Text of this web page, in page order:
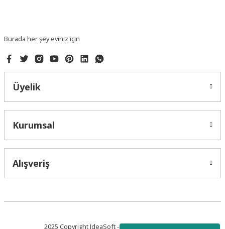
Burada her şey eviniz için
Üyelik
Kurumsal
Alışveriş
2025 Copyright IdeaSoft - Tüm Hakları Saklıdır.